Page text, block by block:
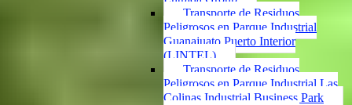
Transporte de Residuos
Peligrosos en Parque Industrial
Guanajuato Puerto Interior
(LINTEL)
Transporte de Residuos
Peligrosos en Parque Industrial Las
Colinas Industrial Business Park